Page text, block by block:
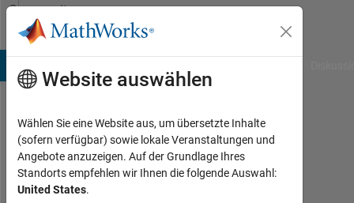
Weiter zum Inhalt
Community
Profile
mmenvo
Aktiv
seit
2012
Website auswählen
Wählen Sie eine Website aus, um übersetzte Inhalte
(sofern verfügbar) sowie lokale Veranstaltungen und
Angebote anzuzeigen. Auf der Grundlage Ihres
Standorts empfehlen wir Ihnen die folgende Auswahl:
United States.